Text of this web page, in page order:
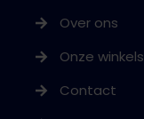
Over ons
Onze winkels
Contact